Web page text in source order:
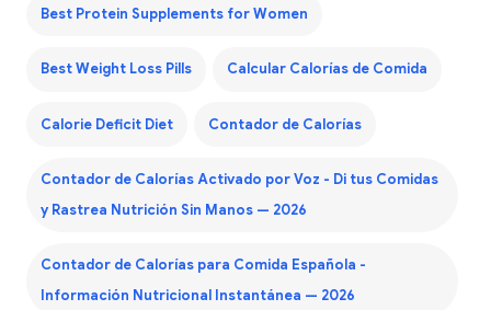
Best Protein Supplements for Women
Best Weight Loss Pills Calcular Calorías de Comida
Calorie Deficit Diet Contador de Calorías
Contador de Calorías Activado por Voz - Di tus Comidas
y Rastrea Nutrición Sin Manos — 2026
Contador de Calorías para Comida Española -
Información Nutricional Instantánea — 2026